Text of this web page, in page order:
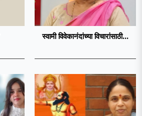
स्वामी विवेकानंदांच्या विचारांसाठी...